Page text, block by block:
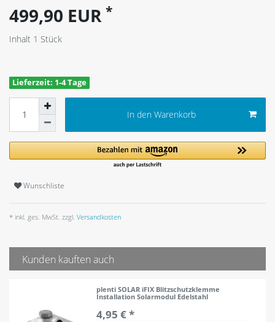
499,90 EUR *
Inhalt 1 Stück
Lieferzeit: 1-4 Tage
In den Warenkorb
Wunschliste
* inkl. ges. MwSt. zzgl. Versandkosten
Kunden kauften auch
plenti SOLAR iFIX Blitzschutzklemme
Installation Solarmodul Edelstahl
4,95 € *